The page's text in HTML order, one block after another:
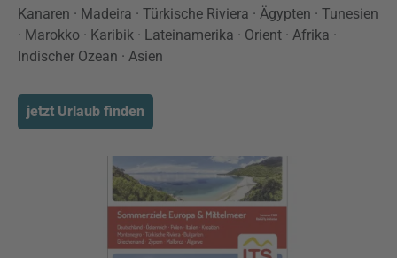
Kanaren · Madeira · Türkische Riviera · Ägypten · Tunesien
· Marokko · Karibik · Lateinamerika · Orient · Afrika ·
Indischer Ozean · Asien
jetzt Urlaub finden